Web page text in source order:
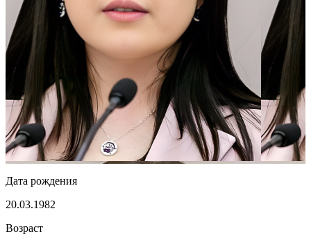
Дата рождения
20.03.1982
Возраст